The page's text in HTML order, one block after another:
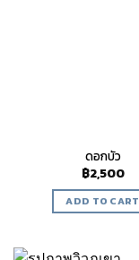
ดอกบัว
฿2,500
ADD TO CART